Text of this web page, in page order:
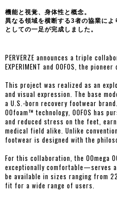
機能と視覚、身体性と概念。
異なる領域を横断する3者の協業に
としての一足が完成しました。
PERVERZE announces a triple
EXPERIMENT and OOFOS, the
This project was realized as an
and visual expression. The base
a U.S.-born recovery footwear
OOfoam™ technology, OOFOS has
and reduced stress on the feet,
medical field alike. Unlike
footwear is designed with the
For this collaboration, the OOmega
exceptionally comfortable—serves
be available in sizes ranging from
fit for a wide range of users.